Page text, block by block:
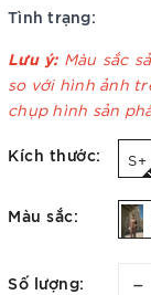
Tình trạng:
Lưu ý: Màu sắc
so với hình ảnh
chụp hình sản
Kích thước: S+
Màu sắc:
Số lượng: –